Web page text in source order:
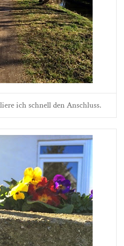
ich schnell den Anschluss.